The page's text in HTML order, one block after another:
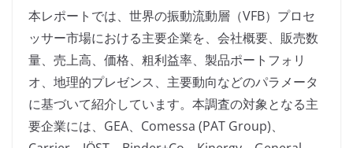
本レポートでは、世界の振動流動層（VFB）プロセ
ッサー市場における主要企業を、会社概要、販売数
量、売上高、価格、粗利益率、製品ポートフォリ
オ、地理的プレゼンス、主要動向などのパラメータ
に基づいて紹介しています。本調査の対象となる主
要企業には、GEA、Comessa (PAT Group)、